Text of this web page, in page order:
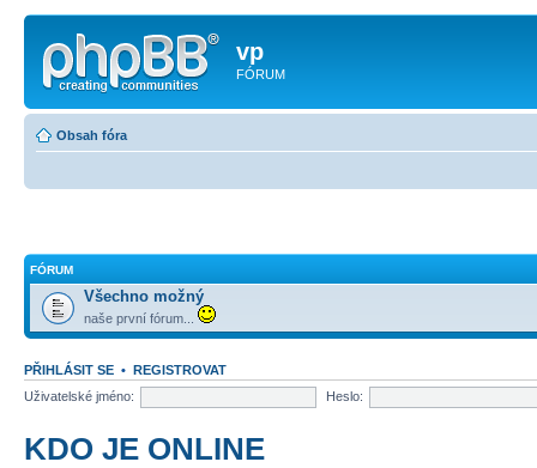
vp
FÓRUM
Obsah fóra
FÓRUM
Všechno možný
naše první fórum...
PŘIHLÁSIT SE • REGISTROVAT
Uživatelské jméno:
Heslo:
KDO JE ONLINE